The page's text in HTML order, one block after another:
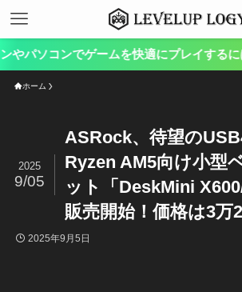
ームを快適にプレイするには？”をテ
ホーム
ASRock、待望の
Ryzen AM5向け小型
ット「DeskMini
販売開始！価格は3万
2025
9/05
2025年9月5日